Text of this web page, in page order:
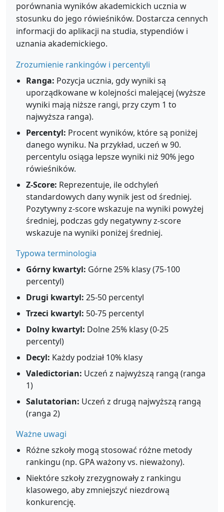
porównania wyników akademickich ucznia w
stosunku do jego rówieśników. Dostarcza cennych
informacji do aplikacji na studia, stypendiów i
uznania akademickiego.
Zrozumienie rankingów i percentyli
Ranga: Pozycja ucznia, gdy wyniki są
uporządkowane w kolejności malejącej (wyższe
wyniki mają niższe rangi, przy czym 1 to
najwyższa ranga).
Percentyl: Procent wyników, które są poniżej
danego wyniku. Na przykład, uczeń w 90.
percentylu osiąga lepsze wyniki niż 90% jego
rówieśników.
Z-Score: Reprezentuje, ile odchyleń
standardowych dany wynik jest od średniej.
Pozytywny z-score wskazuje na wyniki powyżej
średniej, podczas gdy negatywny z-score
wskazuje na wyniki poniżej średniej.
Typowa terminologia
Górny kwartyl: Górne 25% klasy (75-100
percentyl)
Drugi kwartyl: 25-50 percentyl
Trzeci kwartyl: 50-75 percentyl
Dolny kwartyl: Dolne 25% klasy (0-25
percentyl)
Decyl: Każdy podział 10% klasy
Valedictorian: Uczeń z najwyższą rangą (ranga
1)
Salutatorian: Uczeń z drugą najwyższą rangą
(ranga 2)
Ważne uwagi
Różne szkoły mogą stosować różne metody
rankingu (np. GPA ważony vs. nieważony).
Niektóre szkoły zrezygnowały z rankingu
klasowego, aby zmniejszyć niezdrową
konkurencję.